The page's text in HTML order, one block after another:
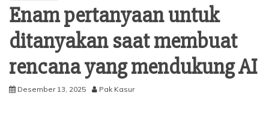
Enam pertanyaan untuk
ditanyakan saat membuat
rencana yang mendukung AI
Desember 13, 2025 Pak Kasur